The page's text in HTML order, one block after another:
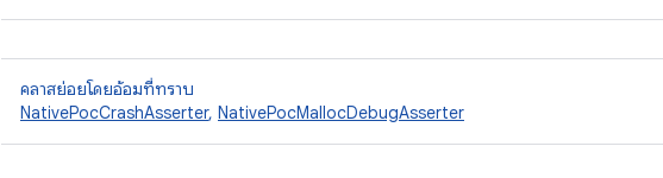
คลาสย่อยโดยอ้อมที่ทราบ
NativePocCrashAsserter, NativePocMallocDebugAsserter